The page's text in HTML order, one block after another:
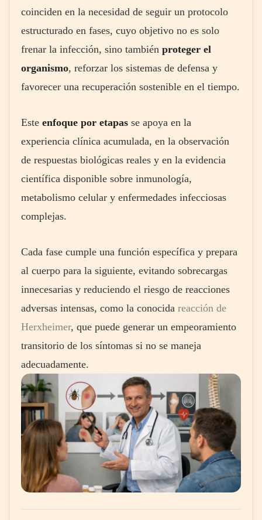
coinciden en la necesidad de seguir un protocolo
estructurado en fases, cuyo objetivo no es solo
frenar la infección, sino también proteger el
organismo, reforzar los sistemas de defensa y
favorecer una recuperación sostenible en el tiempo.
Este enfoque por etapas se apoya en la
experiencia clínica acumulada, en la observación
de respuestas biológicas reales y en la evidencia
científica disponible sobre inmunología,
metabolismo celular y enfermedades infecciosas
complejas.
Cada fase cumple una función específica y prepara
al cuerpo para la siguiente, evitando sobrecargas
innecesarias y reduciendo el riesgo de reacciones
adversas intensas, como la conocida reacción de
Herxheimer, que puede generar un empeoramiento
transitorio de los síntomas si no se maneja
adecuadamente.